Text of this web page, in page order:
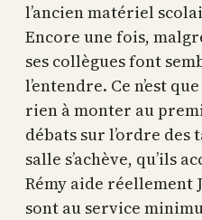
l’ancien matériel
Encore une fois,
ses collègues font
l’entendre. Ce n’est
rien à monter au
débats sur l’ordre des
salle s’achève, qu’ils
Rémy aide réellement
sont au service